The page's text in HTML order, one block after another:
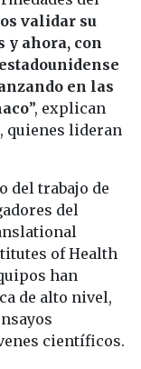
validar su
y ahora, con
en las
”, explican
quienes lideran
del trabajo de
del
of Health
han
de alto nivel,
científicos.